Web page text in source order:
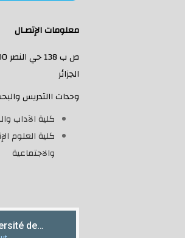
معلومات الإتصـال
الجزائر
وحدات االتدريس
كلية الآداب
كلية العلوم
والاجتماعية